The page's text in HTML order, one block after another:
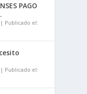
PAGO
Publicado el:
Publicado el: